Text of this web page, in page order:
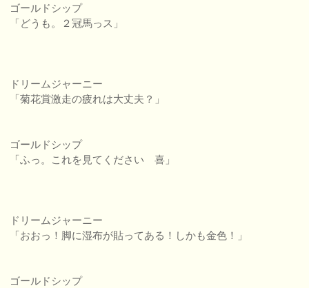
ゴールドシップ
「どうも。２冠馬っス」
ドリームジャーニー
「菊花賞激走の疲れは大丈夫？」
ゴールドシップ
「ふっ。これを見てください 喜」
ドリームジャーニー
「おおっ！脚に湿布が貼ってある！しかも金色！」
ゴールドシップ